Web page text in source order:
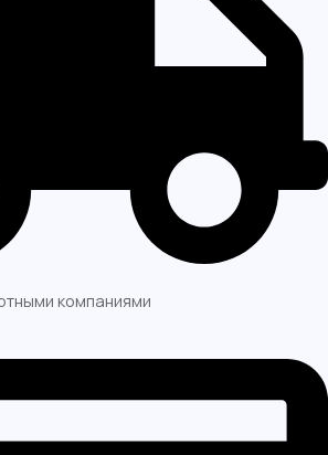
компаниями